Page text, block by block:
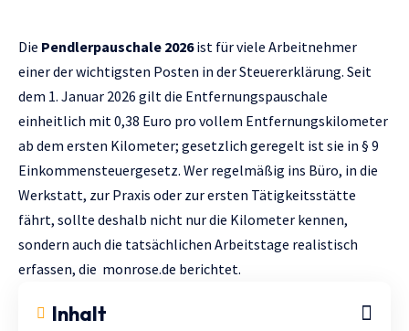
Die Pendlerpauschale 2026ist für viele Arbeitnehmer
einer der wichtigsten Posten in der Steuererklärung. Seit
dem 1. Januar 2026 gilt die Entfernungspauschale
einheitlich mit 0,38 Euro pro vollem Entfernungskilometer
ab dem ersten Kilometer; gesetzlich geregelt ist sie in § 9
Einkommensteuergesetz. Wer regelmäßig ins Büro, in die
Werkstatt, zur Praxis oder zur ersten Tätigkeitsstätte
fährt, sollte deshalb nicht nur die Kilometer kennen,
sondern auch die tatsächlichen Arbeitstage realistisch
erfassen, die monrose.de berichtet.
Inhalt